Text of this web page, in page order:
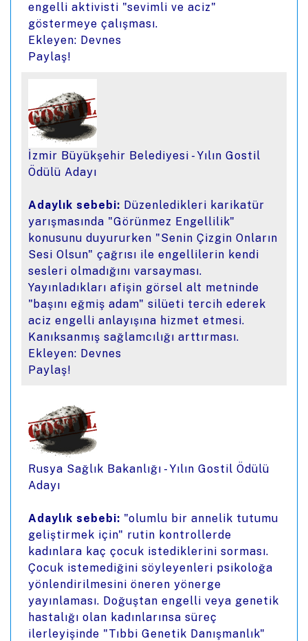
engelli aktivisti "sevimli ve aciz"
göstermeye çalışması.
Ekleyen: Devnes
Paylaş!
İzmir Büyükşehir Belediyesi - Yılın Gostil
Ödülü Adayı
Adaylık sebebi: Düzenledikleri karikatür
yarışmasında "Görünmez Engellilik"
konusunu duyururken "Senin Çizgin Onların
Sesi Olsun" çağrısı ile engellilerin kendi
sesleri olmadığını varsayması.
Yayınladıkları afişin görsel alt metninde
"başını eğmiş adam" silüeti tercih ederek
aciz engelli anlayışına hizmet etmesi.
Kanıksanmış sağlamcılığı arttırması.
Ekleyen: Devnes
Paylaş!
Rusya Sağlık Bakanlığı - Yılın Gostil Ödülü
Adayı
Adaylık sebebi: "olumlu bir annelik tutumu
geliştirmek için" rutin kontrollerde
kadınlara kaç çocuk istediklerini sorması.
Çocuk istemediğini söyleyenleri psikoloğa
yönlendirilmesini öneren yönerge
yayınlaması. Doğuştan engelli veya genetik
hastalığı olan kadınlarınsa süreç
ilerleyişinde "Tıbbi Genetik Danışmanlık"